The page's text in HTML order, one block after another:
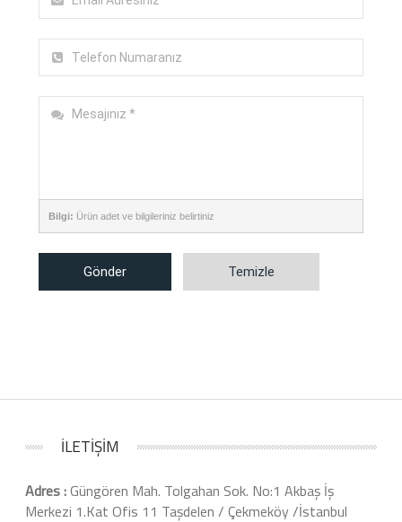
Bilgi: Ürün adet ve bilgileriniz belirtiniz
Gönder Temizle
İLETİŞİM
Adres :Güngören Mah. Tolgahan Sok. No:1 Akbaş İş
Merkezi 1.Kat Ofis 11 Taşdelen / Çekmeköy /İstanbul